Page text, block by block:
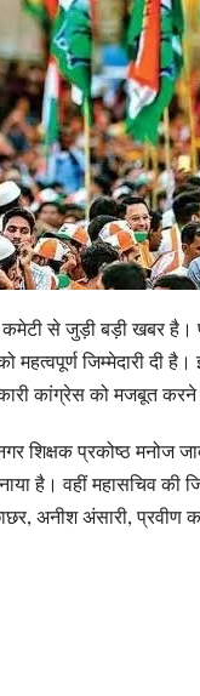
से जुड़ी बड़ी खबर है।
महत्वपूर्ण जिम्मेदारी दी
कांग्रेस को मजबूत
शिक्षक प्रकोष्ठ मनोज
है। वहीं महासचिव की
अनीश अंसारी,